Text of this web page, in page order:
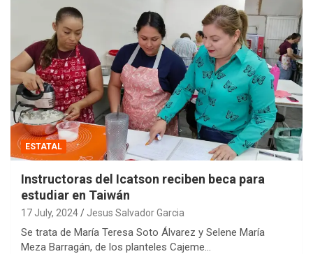
ESTATAL
Instructoras del Icatson reciben beca para
estudiar en Taiwán
17 July, 2024 Jesus Salvador Garcia
Se trata de María Teresa Soto Álvarez y Selene María
Meza Barragán, de los planteles Cajeme…